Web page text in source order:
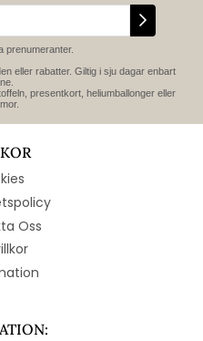
prenumeranter.
eller rabatter. Giltig i sju dagar enbart
presentkort, heliumballonger eller
Oss